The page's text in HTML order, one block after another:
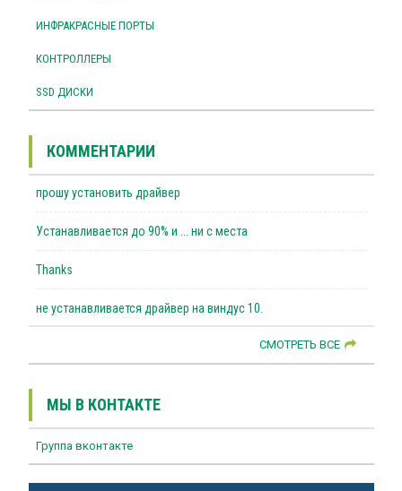
ИНФРАКРАСНЫЕ ПОРТЫ
КОНТРОЛЛЕРЫ
SSD ДИСКИ
КОММЕНТАРИИ
прошу установить драйвер
Устанавливается до 90% и ... ни с места
Thanks
не устанавливается драйвер на виндус 10.
СМОТРЕТЬ ВСЕ
МЫ В КОНТАКТЕ
Группа вконтакте